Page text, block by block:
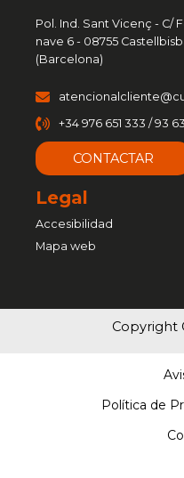
Pol. Ind. Sant Vicenç - C/
nave 6 - 08755
(Barcelona)
+34 976 651 333 / 93
CONTACTAR
Legal
Accesibilidad
Mapa web
Copyright
Política de